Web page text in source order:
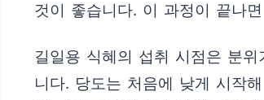
것이 좋습니다. 이 과정이 끝나
길일용 식혜의 섭취 시점은 분
니다. 당도는 처음에 낮게 시작